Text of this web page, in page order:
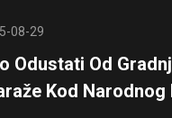
08-29
Odustati Od
Kod